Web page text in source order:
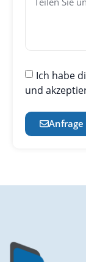
Ich habe
und
Anfrage